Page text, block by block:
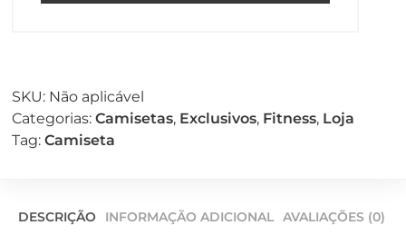
SKU: Não aplicável
Categorias: Camisetas, Exclusivos, Fitness, Loja
Tag: Camiseta
DESCRIÇÃO INFORMAÇÃO ADICIONAL AVALIAÇÕES (0)